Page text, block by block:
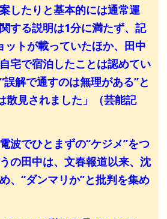
したりと基本的には通常運
する説明は1分に満たず、記
ットが載っていたほか、田中
宅で宿泊したことは認めてい
解で通すのは無理がある”と
散見されました」（芸能記
波でひとまずの“ケジメ”をつ
の田中は、文春報道以来、沈
、“ダンマリか”と批判を集め